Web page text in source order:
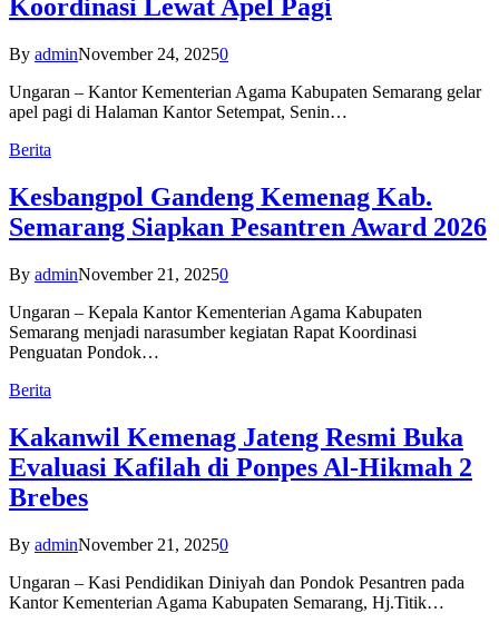
Koordinasi Lewat Apel Pagi
By adminNovember 24, 20250
Ungaran – Kantor Kementerian Agama Kabupaten Semarang gelar
apel pagi di Halaman Kantor Setempat, Senin…
Berita
Kesbangpol Gandeng Kemenag Kab.
Semarang Siapkan Pesantren Award 2026
By adminNovember 21, 20250
Ungaran – Kepala Kantor Kementerian Agama Kabupaten
Semarang menjadi narasumber kegiatan Rapat Koordinasi
Penguatan Pondok…
Berita
Kakanwil Kemenag Jateng Resmi Buka
Evaluasi Kafilah di Ponpes Al-Hikmah 2
Brebes
By adminNovember 21, 20250
Ungaran – Kasi Pendidikan Diniyah dan Pondok Pesantren pada
Kantor Kementerian Agama Kabupaten Semarang, Hj.Titik…